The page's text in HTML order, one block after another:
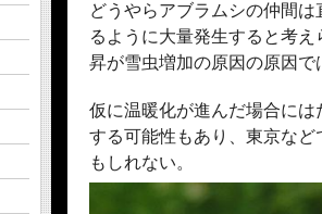
どうやらアブラムシの仲間
るように大量発生すると考
昇が雪虫増加の原因の原因
仮に温暖化が進んだ場合に
する可能性もあり、東京な
もしれない。